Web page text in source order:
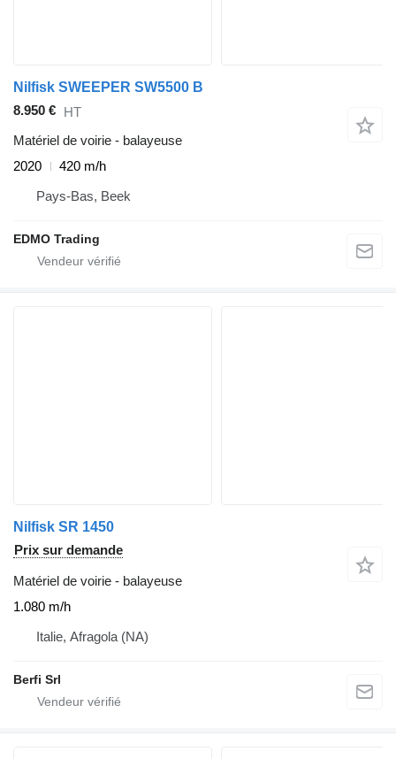
Nilfisk SWEEPER SW5500 B
8.950 € HT
Matériel de voirie - balayeuse
2020
420 m/h
Pays-Bas, Beek
EDMO Trading
Nilfisk SR 1450
Prix sur demande
Matériel de voirie - balayeuse
1.080 m/h
Italie, Afragola (NA)
Berfi Srl